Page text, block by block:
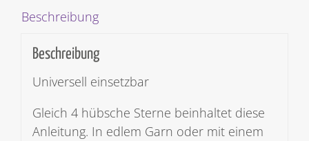
Beschreibung
Beschreibung
Universell einsetzbar
Gleich 4 hübsche Sterne beinhaltet diese
Anleitung. In edlem Garn oder mit einem